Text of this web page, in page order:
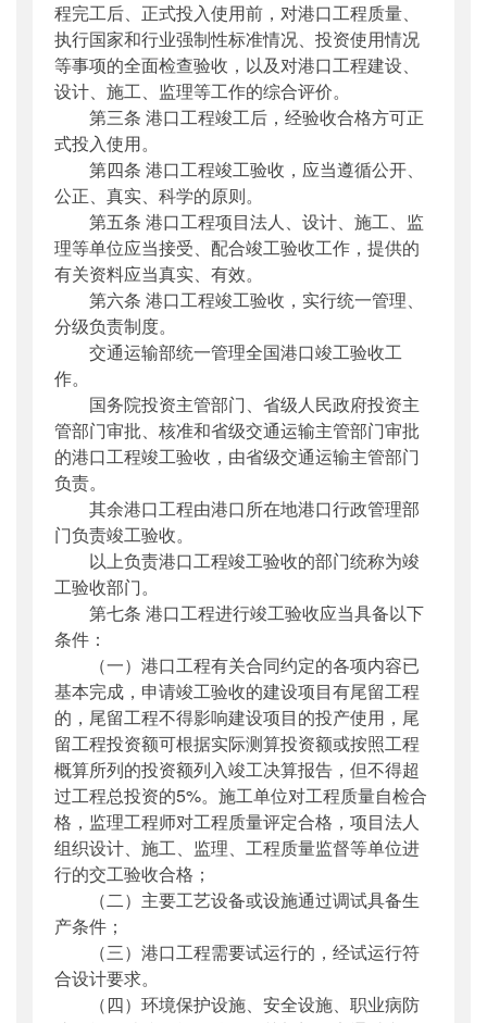
程完工后、正式投入使用前，对港口工程质量、
执行国家和行业强制性标准情况、投资使用情况
等事项的全面检查验收，以及对港口工程建设、
设计、施工、监理等工作的综合评价。
第三条 港口工程竣工后，经验收合格方可正
式投入使用。
第四条 港口工程竣工验收，应当遵循公开、
公正、真实、科学的原则。
第五条 港口工程项目法人、设计、施工、监
理等单位应当接受、配合竣工验收工作，提供的
有关资料应当真实、有效。
第六条 港口工程竣工验收，实行统一管理、
分级负责制度。
交通运输部统一管理全国港口竣工验收工
作。
国务院投资主管部门、省级人民政府投资主
管部门审批、核准和省级交通运输主管部门审批
的港口工程竣工验收，由省级交通运输主管部门
负责。
其余港口工程由港口所在地港口行政管理部
门负责竣工验收。
以上负责港口工程竣工验收的部门统称为竣
工验收部门。
第七条 港口工程进行竣工验收应当具备以下
条件：
（一）港口工程有关合同约定的各项内容已
基本完成，申请竣工验收的建设项目有尾留工程
的，尾留工程不得影响建设项目的投产使用，尾
留工程投资额可根据实际测算投资额或按照工程
概算所列的投资额列入竣工决算报告，但不得超
过工程总投资的5%。施工单位对工程质量自检合
格，监理工程师对工程质量评定合格，项目法人
组织设计、施工、监理、工程质量监督等单位进
行的交工验收合格；
（二）主要工艺设备或设施通过调试具备生
产条件；
（三）港口工程需要试运行的，经试运行符
合设计要求。
（四）环境保护设施、安全设施、职业病防